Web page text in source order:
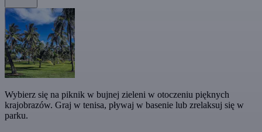
Wybierz się na piknik w bujnej zieleni w otoczeniu pięknych
krajobrazów. Graj w tenisa, pływaj w basenie lub zrelaksuj się w
parku.